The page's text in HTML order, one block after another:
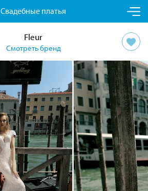
Свадебные платья
Fleur
Смотреть бренд